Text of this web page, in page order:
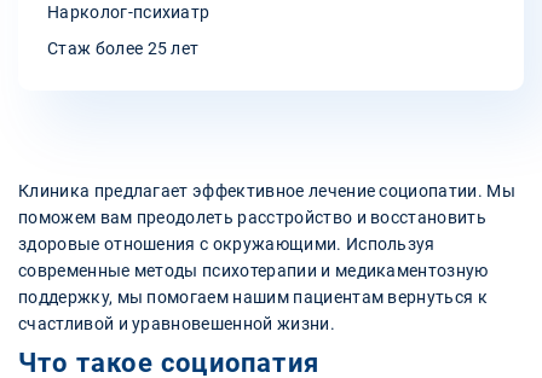
Нарколог-психиатр
Стаж более 25 лет
Клиника предлагает эффективное лечение социопатии. Мы
поможем вам преодолеть расстройство и восстановить
здоровые отношения с окружающими. Используя
современные методы психотерапии и медикаментозную
поддержку, мы помогаем нашим пациентам вернуться к
счастливой и уравновешенной жизни.
Что такое социопатия